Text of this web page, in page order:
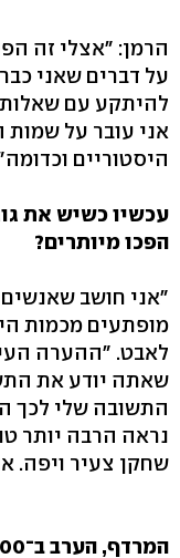
הרמן: "אצלי זה
על דברים שאני
להיתקע עם שאלות
אני עובר על
היסטוריים
עכשיו כשיש את
הפכו מיותרים?
"אני חושב שאנשים
מופתעים מכמות
לאבט. "ההערה
שאתה יודע את
התשובה שלי לכך
נראה הרבה יותר
שחקן צעיר ויפה.
המרדף, הערב ב־21:00, "כאן", ערוץ 11